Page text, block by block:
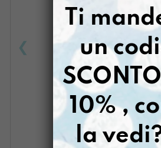
Ti
un
10% ,
la